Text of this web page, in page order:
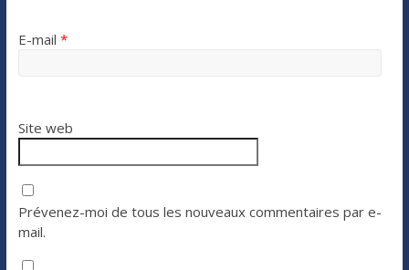
E-mail *
Site web
Prévenez-moi de tous les nouveaux commentaires par e-
mail.